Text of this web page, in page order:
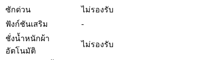
ซักด่วน
ไม่รองรับ
ฟังก์ชันเสริม
-
ชั่งน้ำหนักผ้า
อัตโนมัติ
ไม่รองรับ